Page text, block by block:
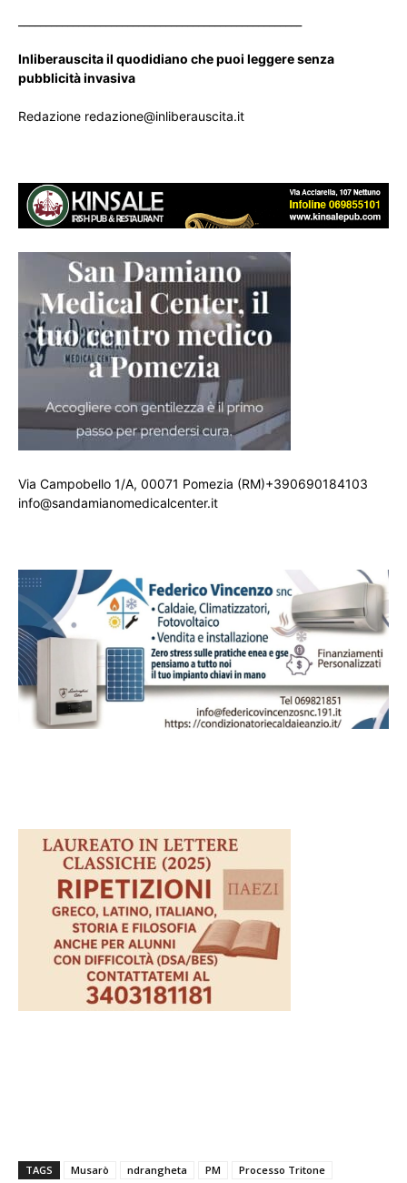
Inliberauscita il quodidiano che puoi leggere senza
pubblicità invasiva
Redazione redazione@inliberauscita.it
Via Campobello 1/A, 00071 Pomezia (RM)+390690184103
info@sandamianomedicalcenter.it
TAGS Musarò ndrangheta PM Processo Tritone